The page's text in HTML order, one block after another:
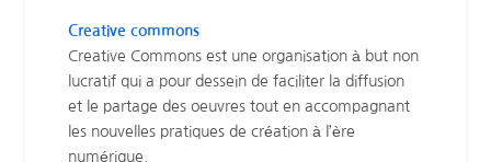
Creative commons
Creative Commons est une organisation à but non
lucratif qui a pour dessein de faciliter la diffusion
et le partage des oeuvres tout en accompagnant
les nouvelles pratiques de création à l’ère
numérique.